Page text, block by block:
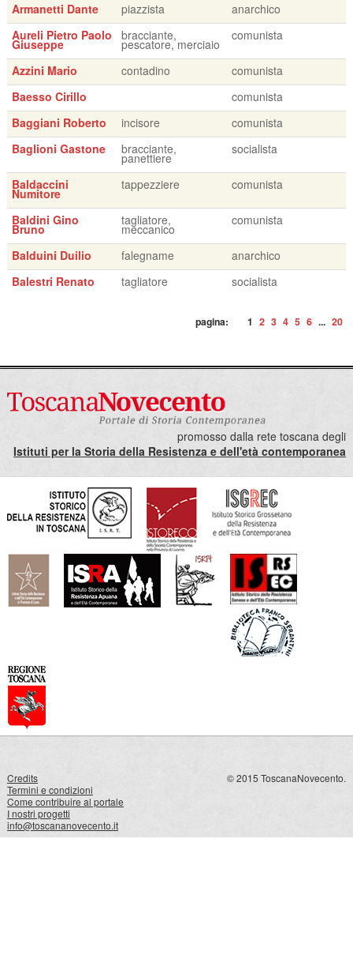
Armanetti Dante
piazzista
anarchico
Aureli Pietro Paolo
Giuseppe
bracciante,
pescatore, merciaio
comunista
Azzini Mario contadino
comunista
Baesso Cirillo
comunista
Baggiani Roberto
incisore
comunista
Baglioni Gastone
bracciante,
panettiere
socialista
Baldaccini
Numitore
tappezziere comunista
Baldini Gino
Bruno
tagliatore,
meccanico
comunista
Balduini Duilio falegname
anarchico
Balestri Renato
tagliatore socialista
pagina: 1 2 3 4 5 6 ... 20
promosso dalla rete toscana degli
Istituti per la Storia della Resistenza e dell'età contemporanea
Credits
Termini e condizioni
Come contribuire al portale
I nostri progetti
info@toscananovecento.it
© 2015 ToscanaNovecento.